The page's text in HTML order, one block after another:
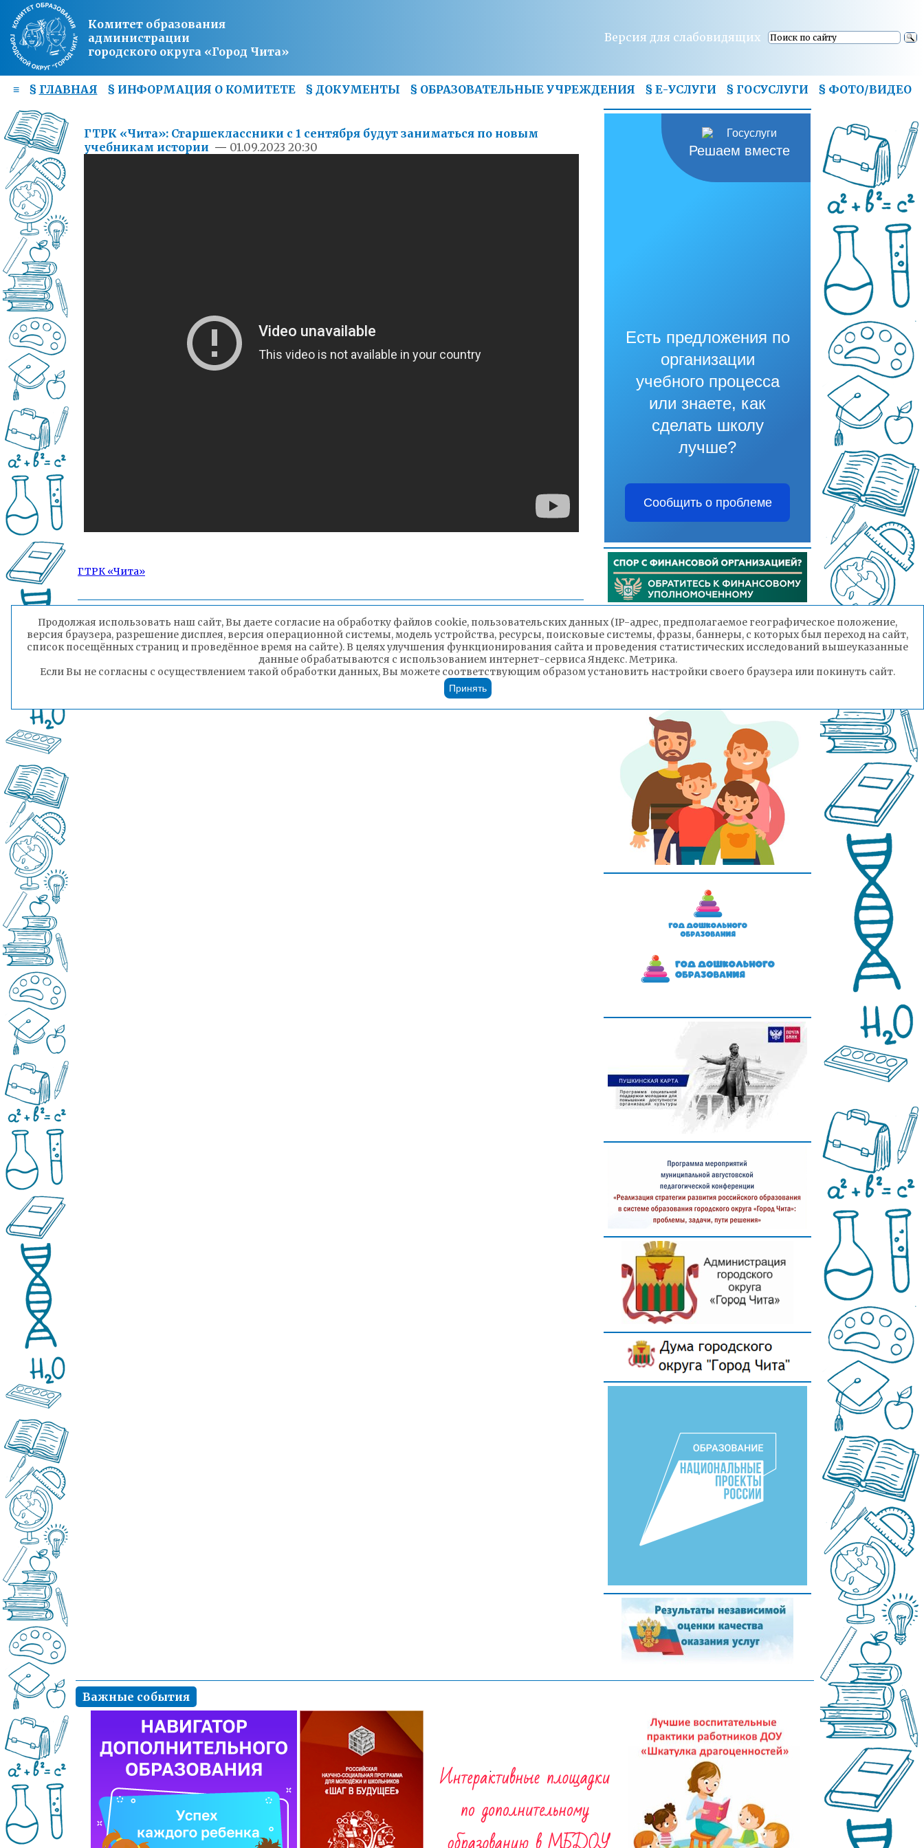
Комитет образования
администрации
городского округа «Город Чита»
Версия для слабовидящих
≡ § ГЛАВНАЯ § ИНФОРМАЦИЯ О КОМИТЕТЕ § ДОКУМЕНТЫ § ОБРАЗОВАТЕЛЬНЫЕ УЧРЕЖДЕНИЯ § Е-УСЛУГИ § ГОСУСЛУГИ § ФОТО/ВИДЕО
ГТРК «Чита»: Старшеклассники с 1 сентября будут заниматься по новым
учебникам истории — 01.09.2023 20:30
ГТРК «Чита»
Решаем вместе
Есть предложения по
организации
учебного процесса
или знаете, как
сделать школу
лучше?
Сообщить о проблеме
Важные события
Продолжая использовать наш сайт, Вы даете согласие на обработку файлов cookie, пользовательских данных (IP-адрес, предполагаемое географическое положение,
версия браузера, разрешение дисплея, версия операционной системы, модель устройства, ресурсы, поисковые системы, фразы, баннеры, с которых был переход на сайт,
список посещённых страниц и проведённое время на сайте). В целях улучшения функционирования сайта и проведения статистических исследований вышеуказанные
данные обрабатываются с использованием интернет-сервиса Яндекс. Метрика.
Если Вы не согласны с осуществлением такой обработки данных, Вы можете соответствующим образом установить настройки своего браузера или покинуть сайт.
Принять